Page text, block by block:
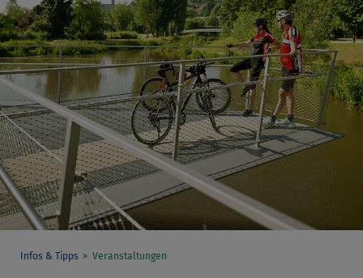
Infos & Tipps Veranstaltungen